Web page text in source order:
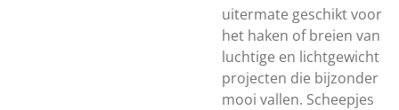
uitermate geschikt voor
het haken of breien van
luchtige en lichtgewicht
projecten die bijzonder
mooi vallen. Scheepjes